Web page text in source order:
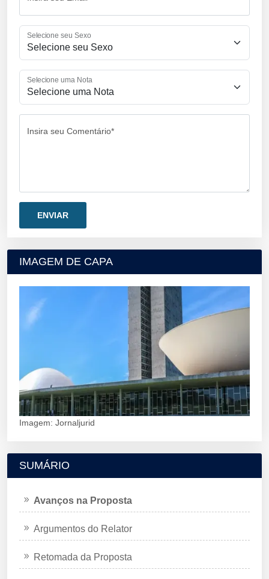
Selecione seu Sexo
Selecione uma Nota
Insira seu Comentário*
IMAGEM DE CAPA
Imagem: Jornaljurid
SUMÁRIO
Avanços na Proposta
Argumentos do Relator
Retomada da Proposta